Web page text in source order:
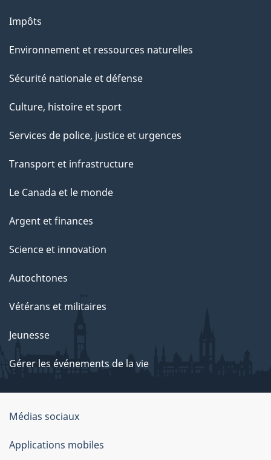
Impôts
Environnement et ressources naturelles
Sécurité nationale et défense
Culture, histoire et sport
Services de police, justice et urgences
Transport et infrastructure
Le Canada et le monde
Argent et finances
Science et innovation
Autochtones
Vétérans et militaires
Jeunesse
Gérer les événements de la vie
Organisation
du
Médias sociaux
Applications mobiles